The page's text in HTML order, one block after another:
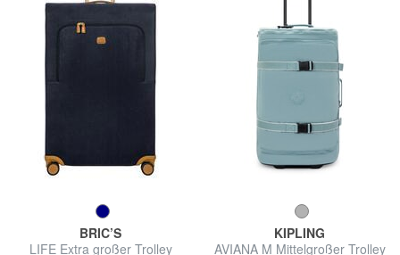
BRIC’S
LIFE Extra großer Trolley
KIPLING
AVIANA M Mittelgroßer Trolley